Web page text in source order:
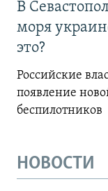
В
моря
это?
Российские
появление
беспилотников
НОВОСТИ